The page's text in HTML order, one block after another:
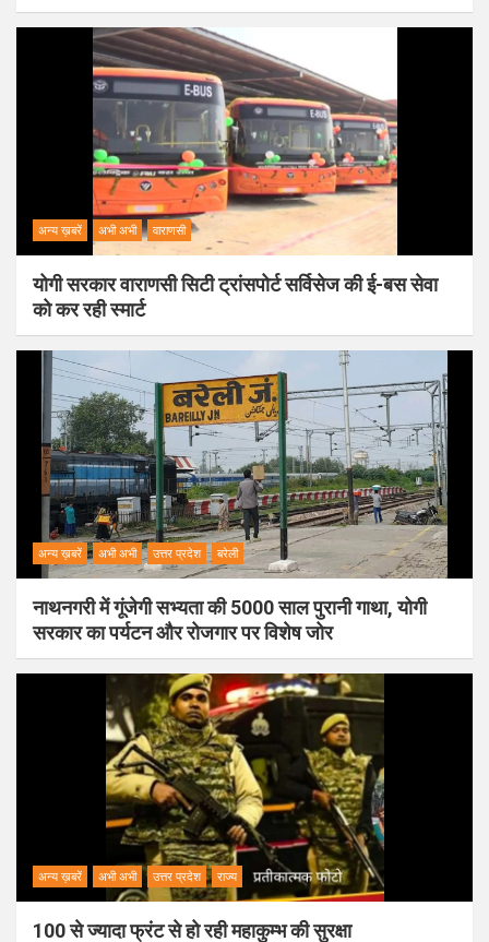
अन्य ख़बरें अभी अभी वाराणसी
योगी सरकार वाराणसी सिटी ट्रांसपोर्ट सर्विसेज की ई-बस सेवा
को कर रही स्मार्ट
अन्य ख़बरें अभी अभी उत्तर प्रदेश बरेली
नाथनगरी में गूंजेगी सभ्यता की 5000 साल पुरानी गाथा, योगी
सरकार का पर्यटन और रोजगार पर विशेष जोर
अन्य ख़बरें अभी अभी उत्तर प्रदेश राज्य
100 से ज्यादा फ्रंट से हो रही महाकुम्भ की सुरक्षा